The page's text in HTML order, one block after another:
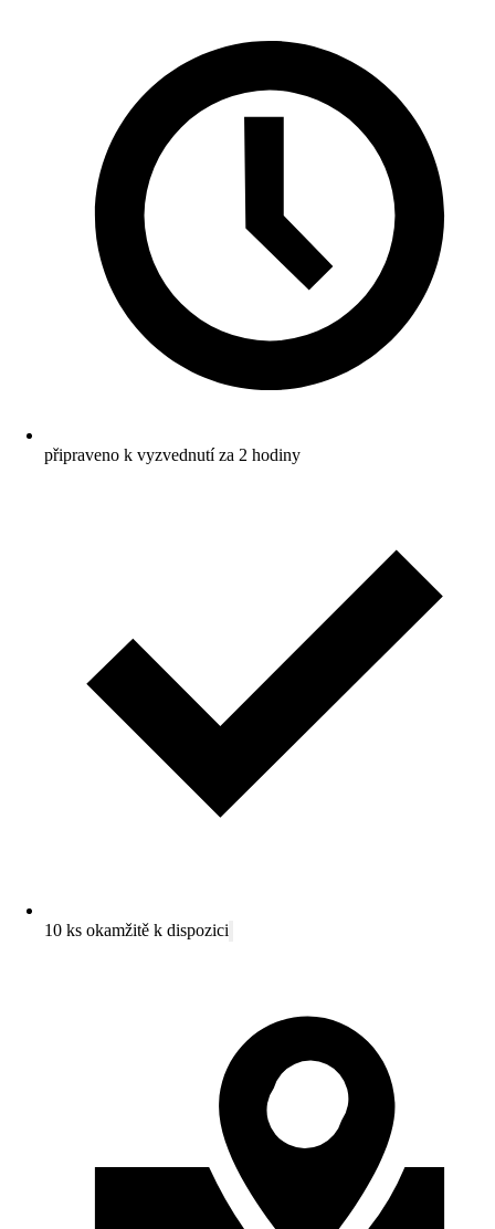
připraveno k vyzvednutí za 2 hodiny
10 ks okamžitě k dispozici